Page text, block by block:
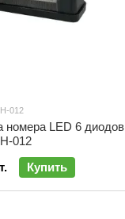
012
номера LED 6 диодов
012
Купить